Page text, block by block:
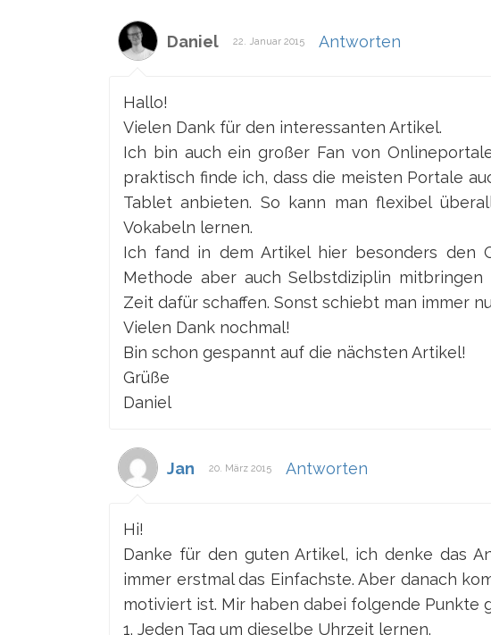
Daniel 22. Januar 2015 Antworten
Hallo!
Vielen Dank für den interessanten Artikel.
Ich bin auch ein großer Fan von
praktisch finde ich, dass die meisten Portale
Tablet anbieten. So kann man flexibel
Vokabeln lernen.
Ich fand in dem Artikel hier besonders den
Methode aber auch Selbstdiziplin
Zeit dafür schaffen. Sonst schiebt man immer
Vielen Dank nochmal!
Bin schon gespannt auf die nächsten Artikel!
Grüße
Daniel
Jan 20. März 2015 Antworten
Hi!
Danke für den guten Artikel, ich denke das
immer erstmal das Einfachste. Aber danach
motiviert ist. Mir haben dabei folgende Punkte
1. Jeden Tag um dieselbe Uhrzeit lernen.